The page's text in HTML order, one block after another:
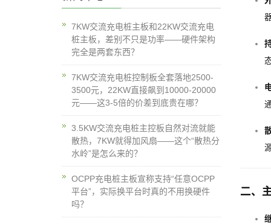
二、
7KW交流充电桩主板和22KW交流充电
桩主板，差别不只是功率——硬件架构
完全是两套东西？
7KW交流充电桩控制板全套落地2500-
3500元，22KW直接飙到10000-20000
元——这3-5倍的价差到底贵在哪？
3.5KW交流充电桩主控板自然对流就能
散热，7KW就得加风扇——这个“散热分
水岭”是怎么来的？
OCPP充电桩主板宣称支持“任意OCPP
平台”，实际换平台时真的不用换硬件
吗？